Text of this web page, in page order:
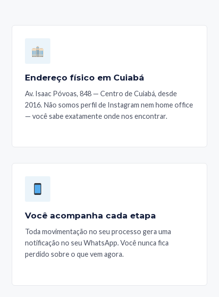
Endereço físico em Cuiabá
Av. Isaac Póvoas, 848 — Centro de Cuiabá, desde
2016. Não somos perfil de Instagram nem home office
— você sabe exatamente onde nos encontrar.
Você acompanha cada etapa
Toda movimentação no seu processo gera uma
notificação no seu WhatsApp. Você nunca fica
perdido sobre o que vem agora.